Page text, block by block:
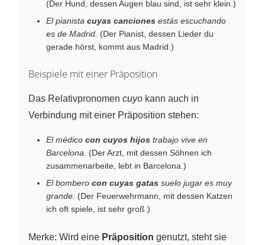
(Der Hund, dessen Augen blau sind, ist sehr klein.)
El pianista cuyas canciones estás escuchando
es de Madrid. (Der Pianist, dessen Lieder du
gerade hörst, kommt aus Madrid.)
Beispiele mit einer Präposition
Das Relativpronomen cuyo kann auch in
Verbindung mit einer Präposition stehen:
El médico con cuyos hijos trabajo vive en
Barcelona.
(Der Arzt, mit dessen Söhnen ich
zusammenarbeite, lebt in Barcelona.)
El bombero con cuyas gatas suelo jugar es muy
grande. (Der Feuerwehrmann, mit dessen Katzen
ich oft spiele, ist sehr groß.)
Merke: Wird eine Präposition genutzt, steht sie